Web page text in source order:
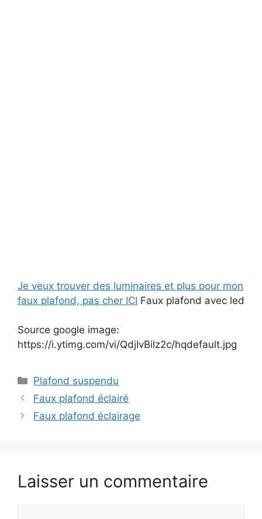
Je veux trouver des luminaires et plus pour mon
faux plafond, pas cher ICI Faux plafond avec led
Source google image:
https://i.ytimg.com/vi/QdjIvBilz2c/hqdefault.jpg
Catégories
Plafond suspendu
Faux plafond éclairé
Faux plafond éclairage
Laisser un commentaire